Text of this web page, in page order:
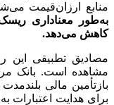
منابع ارزان‌قیمت
به‌طور معناداری
کاهش می‌دهد.
مصادیق تطبیقی این
مشاهده است. بانک
بازتأمین مالی بلندمدت
برای هدایت